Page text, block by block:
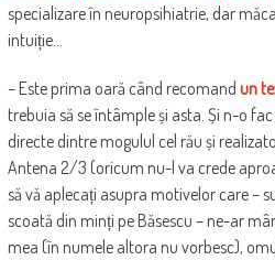
specializare în neuropsihiatrie, dar
intuiție…
– Este prima oară când recomand un
trebuia să se întâmple și asta. Și n-o
directe dintre mogulul cel rău și
Antena 2/3 (oricum nu-l va crede
să vă aplecați asupra motivelor care –
scoată din minți pe Băsescu – ne-ar
mea (în numele altora nu vorbesc),